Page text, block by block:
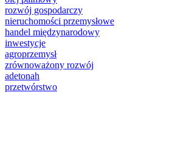
rozwój gospodarczy
nieruchomości przemysłowe
handel międzynarodowy
inwestycje
agroprzemysł
zrównoważony rozwój
adetonah
przetwórstwo